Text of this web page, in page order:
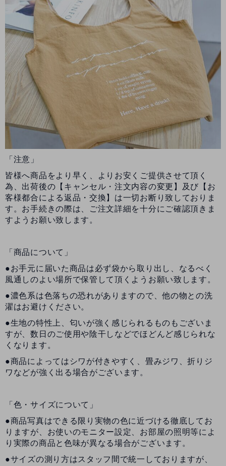
「注意」
皆様へ商品をより早く、よりお安くご提供させて頂く
為、出荷後の【キャンセル・注文内容の変更】及び【お
客様都合による返品・交換】は一切お断り致しておりま
す。お手続きの際は、ご注文詳細を十分にご確認頂きま
すようお願い致します。
「商品について」
●お手元に届いた商品は必ず袋から取り出し、なるべく
風通しのよい場所で保管して頂くようお願い致します。
●濃色系は色落ちの恐れがありますので、他の物との洗
濯はお避けください。
●生地の特性上、匂いが強く感じられるものもございま
すが、数日のご使用や陰干しなどでほどんど感じられな
くなります。
●商品によってはシワが付きやすく、畳みジワ、折りジ
ワなどが強く出る場合がございます。
「色・サイズについて」
●商品写真はできる限り実物の色に近づける徹底してお
りますが、お使いのモニター設定、お部屋の照明等によ
り実際の商品と色味が異なる場合がございます。
●サイズの測り方はスタッフ間で統一しておりますが、